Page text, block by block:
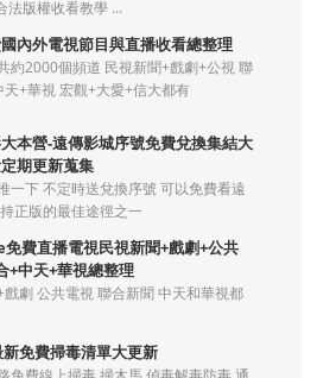
法版權收看教學 ...
內外電視節目與直播收看總整理
約2000個頻道 民視新聞+戲劇+公視 聯
天+華視 宏觀+大愛+信大都有
本營-遠傳影城序號免費兌換集結大
期更新蒐集
一下 不定時送兌換序號 可以免費看遠
正版的最佳途徑之一
費直播電視民視新聞+戲劇+公共
+中天+華視總整理
戲劇 公共電視 聯合新聞 中天和華視都
免費掃毒清單大更新